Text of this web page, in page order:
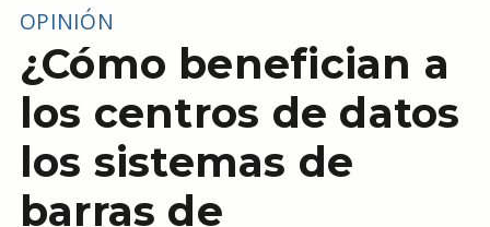
OPINIÓN
¿Cómo benefician a
los centros de datos
los sistemas de
barras de